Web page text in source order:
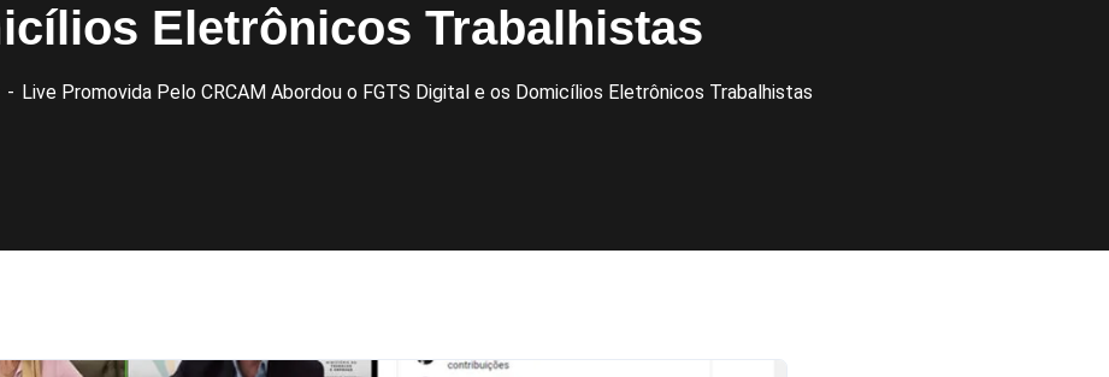
Eletrônicos Trabalhistas
Live Promovida Pelo CRCAM Abordou o FGTS Digital e os Domicílios Eletrônicos Trabalhistas